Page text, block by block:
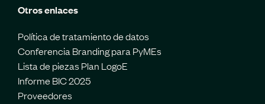
Otros enlaces
Política de tratamiento de datos
Conferencia Branding para PyMEs
Lista de piezas Plan LogoE
Informe BIC 2025
Proveedores